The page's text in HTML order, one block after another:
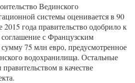
Вединского
системы оценивается в 90
года правительство одобрило к
с Французским
сумму 75 млн евро, предусмотренное
водохранилища. Остальные
в качестве